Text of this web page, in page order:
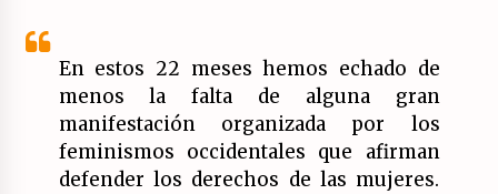
La OTAN acelera la militarización industrial
con un nuevo modelo de producción
permanente.
16/07/2026
En estos 22 meses hemos echado de
menos la falta de alguna gran
manifestación organizada por los
feminismos occidentales que afirman
defender los derechos de las mujeres.